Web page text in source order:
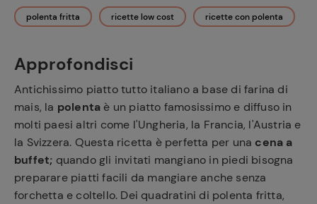
polenta fritta ricette low cost ricette con polenta
Approfondisci
Antichissimo piatto tutto italiano a base di farina di
mais, la polenta è un piatto famosissimo e diffuso in
molti paesi altri come l'Ungheria, la Francia, l'Austria e
la Svizzera. Questa ricetta è perfetta per una cena a
buffet; quando gli invitati mangiano in piedi bisogna
preparare piatti facili da mangiare anche senza
forchetta e coltello. Dei quadratini di polenta fritta,